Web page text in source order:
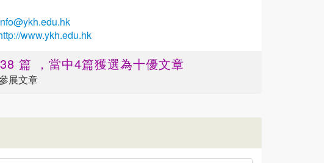
www.ykh.edu.hk
篇 ，當中4篇獲選為十優文章
展文章